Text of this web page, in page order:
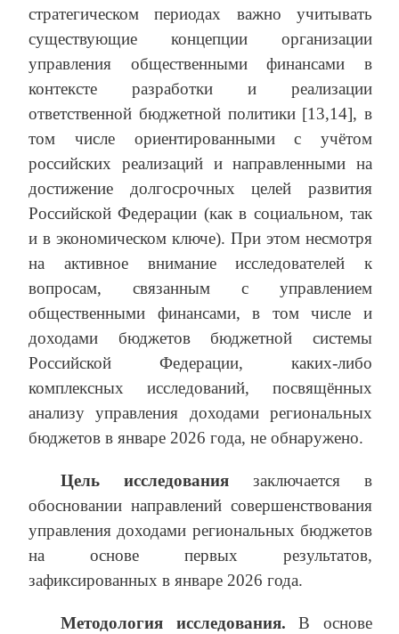
стратегическом периодах важно учитывать
существующие концепции организации
управления общественными финансами в
контексте разработки и реализации
ответственной бюджетной политики [13,14], в
том числе ориентированными с учётом
российских реализаций и направленными на
достижение долгосрочных целей развития
Российской Федерации (как в социальном, так
и в экономическом ключе). При этом несмотря
на активное внимание исследователей к
вопросам, связанным с управлением
общественными финансами, в том числе и
доходами бюджетов бюджетной системы
Российской Федерации, каких-либо
комплексных исследований, посвящённых
анализу управления доходами региональных
бюджетов в январе 2026 года, не обнаружено.
Цель исследования заключается в
обосновании направлений совершенствования
управления доходами региональных бюджетов
на основе первых результатов,
зафиксированных в январе 2026 года.
Методология исследования. В основе